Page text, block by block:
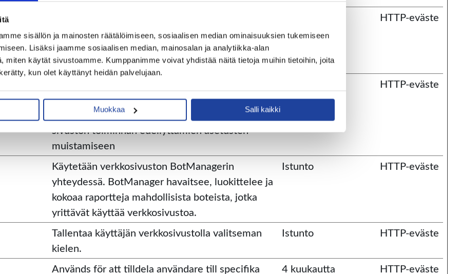
sisällön ja mainosten räätälöimiseen, sosiaalisen median ominaisuuksien tukemiseen
Lisäksi jaamme sosiaalisen median, mainosalan ja analytiikka-alan
miten käytät sivustoamme. Kumppanimme voivat yhdistää näitä tietoja muihin tietoihin, joita
kun olet käyttänyt heidän palvelujaan.
Muokkaa Salli kaikki
URL-osoitetta tai sivun navigointia
varmistaakseen istunnon oikean käsittelyn ja
sivuston asianmukaisen toiminnan.
HTTP-eväste
verkkosivuston moitteettoman toiminnan
varmistamiseen, kuten käyttäjän todennuksen tai
sivuston toiminnan edellyttämien asetusten
muistamiseen
HTTP-eväste
Käytetään verkkosivuston BotManagerin
yhteydessä. BotManager havaitsee, luokittelee ja
kokoaa raportteja mahdollisista boteista, jotka
yrittävät käyttää verkkosivustoa.
Istunto HTTP-eväste
Tallentaa käyttäjän verkkosivustolla valitseman
kielen.
Istunto HTTP-eväste
Används för att tilldela användare till specifika
4 kuukautta HTTP-eväste